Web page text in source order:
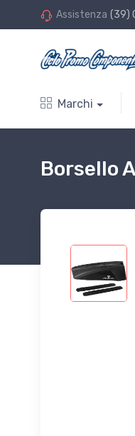
Assistenza (39)
Marchi
Borsello